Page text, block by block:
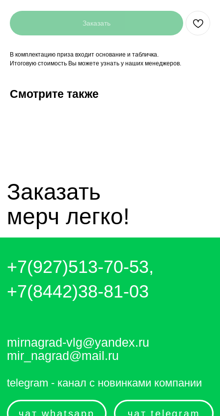
Заказать
В комплектацию приза входит основание и табличка.
Итоговую стоимость Вы можете узнать у наших менеджеров.
Смотрите также
мерч легко!
Отправляем каждый день. Оплата
любым удобным способом, от налички
до выставления счёта и перевода на
карту.
mirnagrad-vlg@yandex.ru
mir_nagrad@mail.ru
telegram - канал с новинками компании